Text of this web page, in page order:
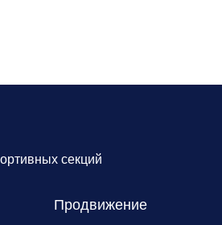
секций
Продвижение